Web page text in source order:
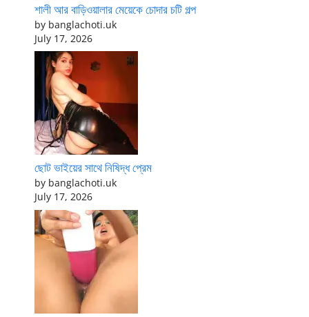
শালী আর বাড়িওয়ালার মেয়েকে চোদার চটি গল্প
by banglachoti.uk
July 17, 2026
ছোট ভাইয়ের সাথে নিষিদ্ধ প্রেম
by banglachoti.uk
July 17, 2026